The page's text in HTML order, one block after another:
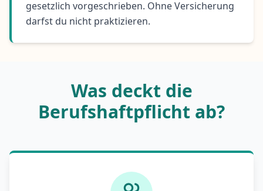
gesetzlich vorgeschrieben. Ohne Versicherung
darfst du nicht praktizieren.
Was deckt die
Berufshaftpflicht ab?